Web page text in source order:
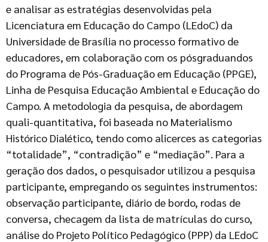
e analisar as estratégias desenvolvidas pela
Licenciatura em Educação do Campo (LEdoC) da
Universidade de Brasília no processo formativo de
educadores, em colaboração com os pósgraduandos
do Programa de Pós-Graduação em Educação (PPGE),
Linha de Pesquisa Educação Ambiental e Educação do
Campo. A metodologia da pesquisa, de abordagem
quali-quantitativa, foi baseada no Materialismo
Histórico Dialético, tendo como alicerces as categorias
“totalidade”, “contradição” e “mediação”. Para a
geração dos dados, o pesquisador utilizou a pesquisa
participante, empregando os seguintes instrumentos:
observação participante, diário de bordo, rodas de
conversa, checagem da lista de matrículas do curso,
análise do Projeto Político Pedagógico (PPP) da LEdoC